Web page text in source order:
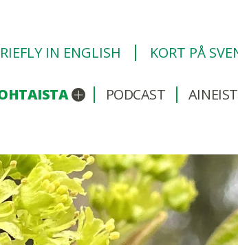
IN ENGLISH
KORT PÅ
Avaa/sulje alavalikko
PODCAST